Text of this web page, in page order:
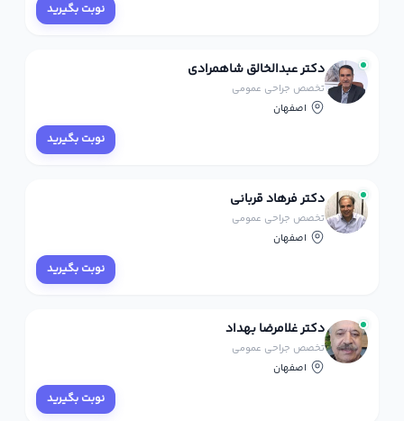
نوبت بگیرید
دکتر عبدالخالق شاهمرادی
تخصص جراحی عمومی
اصفهان
نوبت بگیرید
دکتر فرهاد قربانی
تخصص جراحی عمومی
اصفهان
نوبت بگیرید
دکتر غلامرضا بهداد
تخصص جراحی عمومی
اصفهان
نوبت بگیرید